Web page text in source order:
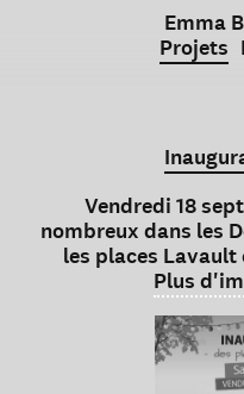
Emma
Projets
Vendredi 18
nombreux dans les
les places Lavault
Plus